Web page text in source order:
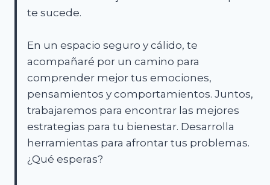
te sucede.
En un espacio seguro y cálido, te
acompañaré por un camino para
comprender mejor tus emociones,
pensamientos y comportamientos. Juntos,
trabajaremos para encontrar las mejores
estrategias para tu bienestar. Desarrolla
herramientas para afrontar tus problemas.
¿Qué esperas?